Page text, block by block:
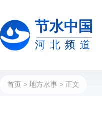
节水中国
河北频道
首页 > 地方水事 > 正文